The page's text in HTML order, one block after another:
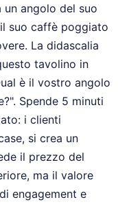
angolo del suo
suo caffè poggiato
La didascalia
tavolino in
è il vostro angolo
Spende 5 minuti
i clienti
si crea un
il prezzo del
ma il valore
engagement e